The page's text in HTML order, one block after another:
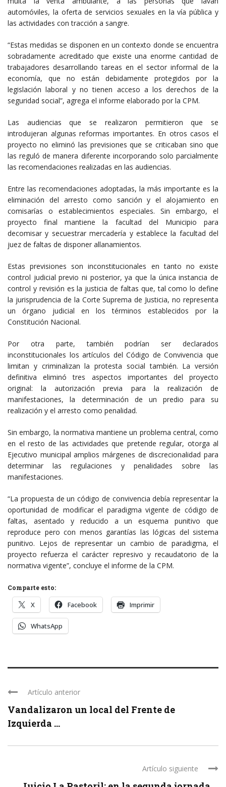
automóviles, la oferta de servicios sexuales en la vía pública y
las actividades con tracción a sangre.
“Estas medidas se disponen en un contexto donde se encuentra
sobradamente acreditado que existe una enorme cantidad de
trabajadores desarrollando tareas en el sector informal de la
economía, que no están debidamente protegidos por la
legislación laboral y no tienen acceso a los derechos de la
seguridad social”, agrega el informe elaborado por la CPM.
Las audiencias que se realizaron permitieron que se
introdujeran algunas reformas importantes. En otros casos el
proyecto no eliminó las previsiones que se criticaban sino que
las reguló de manera diferente incorporando solo parcialmente
las recomendaciones realizadas en las audiencias.
Entre las recomendaciones adoptadas, la más importante es la
eliminación del arresto como sanción y el alojamiento en
comisarías o establecimientos especiales. Sin embargo, el
proyecto final mantiene la facultad del Municipio para
decomisar y secuestrar mercadería y establece la facultad del
juez de faltas de disponer allanamientos.
Estas previsiones son inconstitucionales en tanto no existe
control judicial previo ni posterior, ya que la única instancia de
control y revisión es la justicia de faltas que, tal como lo define
la jurisprudencia de la Corte Suprema de Justicia, no representa
un órgano judicial en los términos establecidos por la
Constitución Nacional.
Por otra parte, también podrían ser declarados
inconstitucionales los artículos del Código de Convivencia que
limitan y criminalizan la protesta social también. La versión
definitiva eliminó tres aspectos importantes del proyecto
original: la autorización previa para la realización de
manifestaciones, la determinación de un predio para su
realización y el arresto como penalidad.
Sin embargo, la normativa mantiene un problema central, como
en el resto de las actividades que pretende regular, otorga al
Ejecutivo municipal amplios márgenes de discrecionalidad para
determinar las regulaciones y penalidades sobre las
manifestaciones.
“La propuesta de un código de convivencia debía representar la
oportunidad de modificar el paradigma vigente de código de
faltas, asentado y reducido a un esquema punitivo que
reproduce pero con menos garantías las lógicas del sistema
punitivo. Lejos de representar un cambio de paradigma, el
proyecto refuerza el carácter represivo y recaudatorio de la
normativa vigente”, concluye el informe de la CPM.
Comparte esto:
X Facebook Imprimir
WhatsApp
Artículo anterior
Vandalizaron un local del Frente de
Izquierda ...
Artículo siguiente